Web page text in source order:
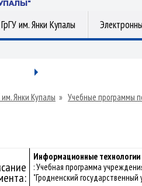
им. Янки Купалы
Янки Купалы » Учебные программы
Информационные технологии
: Учебная программа
"Гродненский